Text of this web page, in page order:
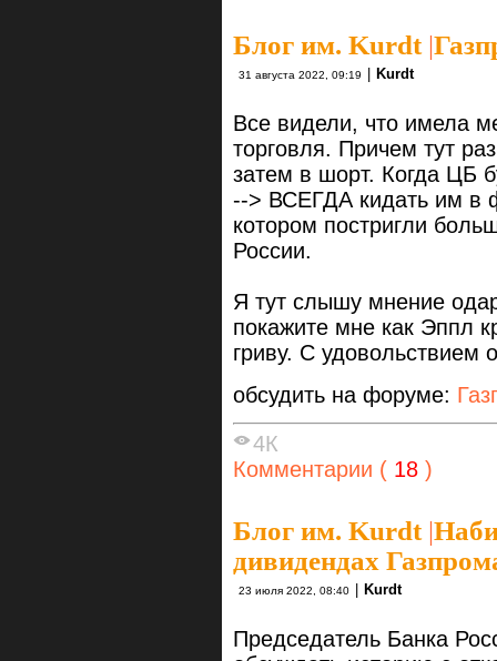
Блог им. Kurdt|
31 августа 2022, 09:19 Kurdt
Все видели, что имела
торговля. Причем тут
затем в шорт. Когда ЦБ
--> ВСЕГДА кидать им в
котором постригли
России.
Я тут слышу мнение
покажите мне как Эппл
гриву. С удовольствием
обсудить на форуме:
4К
Комментарии ( 18 )
Блог им. Kurdt|
дивидендах
23 июля 2022, 08:40 Kurdt
Председатель Банка